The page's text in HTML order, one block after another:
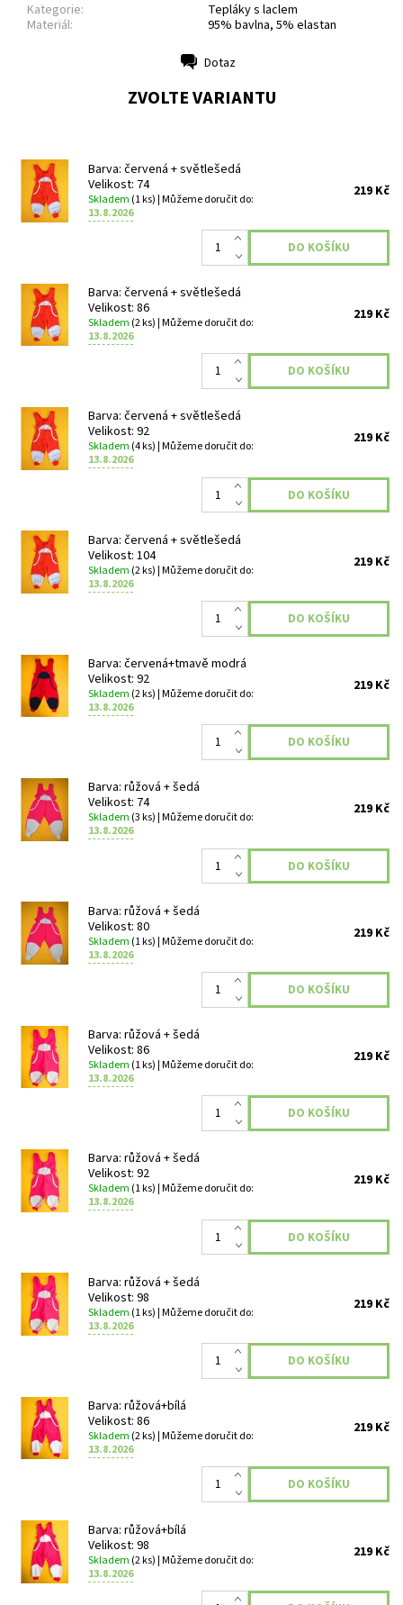
Kategorie:
Tepláky s laclem
Materiál:
95% bavlna, 5% elastan
Dotaz
ZVOLTE VARIANTU
Barva: červená + světlešedá
Velikost: 74
Skladem (1 ks)| Můžeme doručit do:
13.8.2026
219 Kč
Barva: červená + světlešedá
Velikost: 86
Skladem (2 ks)| Můžeme doručit do:
13.8.2026
219 Kč
Barva: červená + světlešedá
Velikost: 92
Skladem (4 ks)| Můžeme doručit do:
13.8.2026
219 Kč
Barva: červená + světlešedá
Velikost: 104
Skladem (2 ks)| Můžeme doručit do:
13.8.2026
219 Kč
Barva: červená+tmavě modrá
Velikost: 92
Skladem (2 ks)| Můžeme doručit do:
13.8.2026
219 Kč
Barva: růžová + šedá
Velikost: 74
Skladem (3 ks)| Můžeme doručit do:
13.8.2026
219 Kč
Barva: růžová + šedá
Velikost: 80
Skladem (1 ks)| Můžeme doručit do:
13.8.2026
219 Kč
Barva: růžová + šedá
Velikost: 86
Skladem (1 ks)| Můžeme doručit do:
13.8.2026
219 Kč
Barva: růžová + šedá
Velikost: 92
Skladem (1 ks) | Můžeme doručit do:
13.8.2026
219 Kč
Barva: růžová + šedá
Velikost: 98
Skladem (1 ks)| Můžeme doručit do:
13.8.2026
219 Kč
Barva: růžová+bílá
Velikost: 86
Skladem (2 ks)| Můžeme doručit do:
13.8.2026
219 Kč
Barva: růžová+bílá
Velikost: 98
Skladem (2 ks)| Můžeme doručit do:
13.8.2026
219 Kč